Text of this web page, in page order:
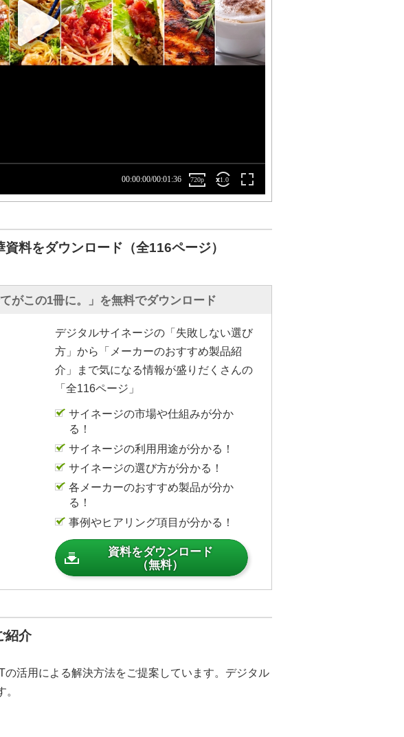
料をダウンロード（全116ページ）
がこの1冊に。」を無料でダウンロード
デジタルサイネージの「失敗しない選び
方」から「メーカーのおすすめ製品紹
介」まで気になる情報が盛りだくさんの
「全116ページ」
サイネージの市場や仕組みが分か
る！
サイネージの利用用途が分かる！
サイネージの選び方が分かる！
各メーカーのおすすめ製品が分か
る！
事例やヒアリング項目が分かる！
資料をダウンロード
（無料）
紹介
活用による解決方法をご提案しています。デジタル